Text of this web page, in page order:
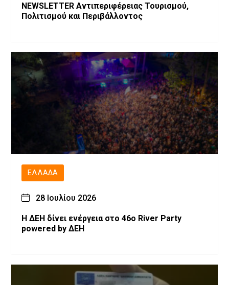
NEWSLETTER Αντιπεριφέρειας Τουρισμού,
Πολιτισμού και Περιβάλλοντος
ΕΛΛΆΔΑ
28 Ιουλίου 2026
Η ΔΕΗ δίνει ενέργεια στο 46ο River Party
powered by ΔΕΗ